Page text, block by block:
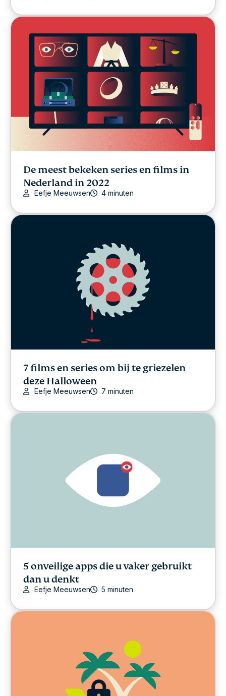
De meest bekeken series en films in
Nederland in 2022
Eefje Meeuwsen 4 minuten
7 films en series om bij te griezelen
deze Halloween
Eefje Meeuwsen 7 minuten
5 onveilige apps die u vaker gebruikt
dan u denkt
Eefje Meeuwsen 5 minuten